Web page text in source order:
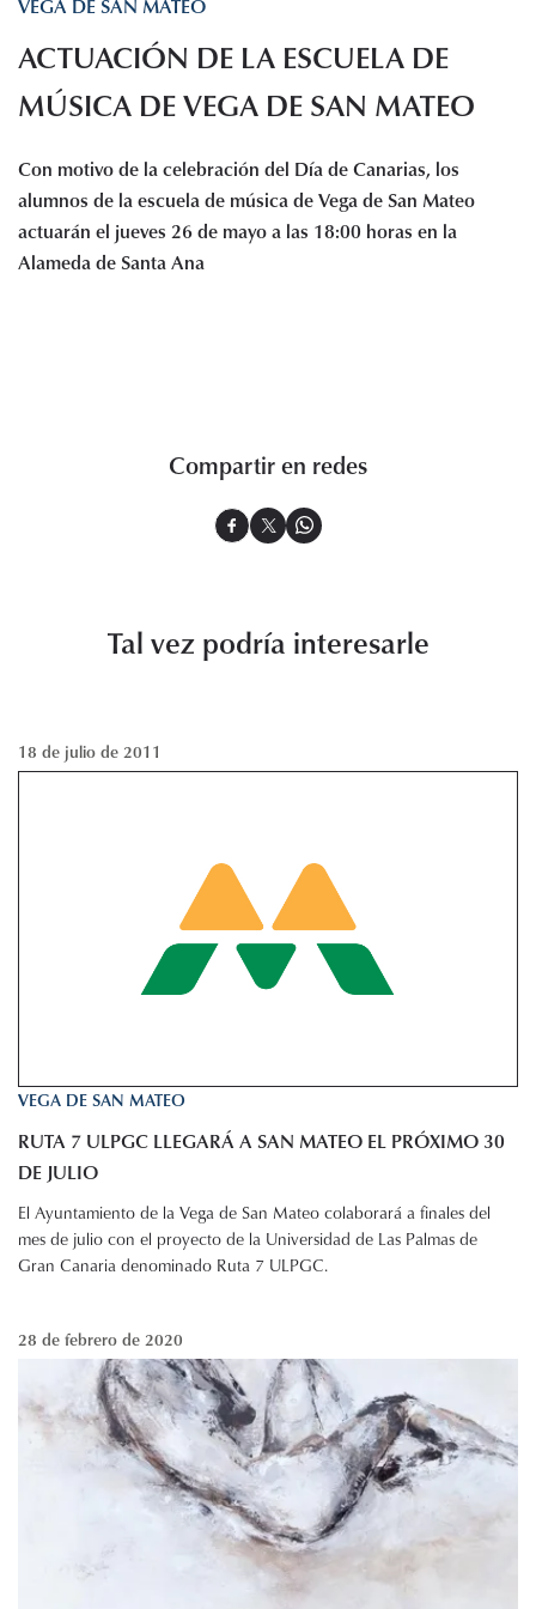
Servicios
Noticias
Enlaces de interés
Documentos
Audiovisuales
VEGA DE SAN MATEO
ACTUACIÓN DE LA ESCUELA DE
MÚSICA DE VEGA DE SAN MATEO
Con motivo de la celebración del Día de Canarias, los
alumnos de la escuela de música de Vega de San Mateo
actuarán el jueves 26 de mayo a las 18:00 horas en la
Alameda de Santa Ana
Compartir en redes
Tal vez podría interesarle
18 de julio de 2011
VEGA DE SAN MATEO
RUTA 7 ULPGC LLEGARÁ A SAN MATEO EL PRÓXIMO 30
DE JULIO
El Ayuntamiento de la Vega de San Mateo colaborará a finales del
mes de julio con el proyecto de la Universidad de Las Palmas de
Gran Canaria denominado Ruta 7 ULPGC.
28 de febrero de 2020